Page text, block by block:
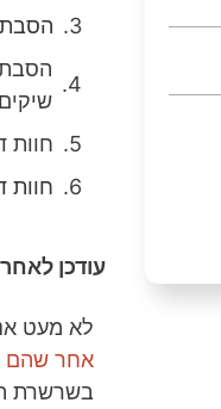
הסבת
עודכן לאחרונה 17/
לא מעט
אחר שהם
בשרשרת